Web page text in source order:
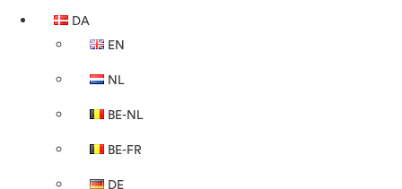
DA
EN
NL
BE-NL
BE-FR
DE